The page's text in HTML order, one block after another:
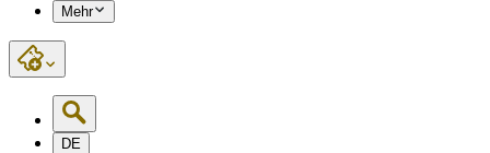
Mehr
DE